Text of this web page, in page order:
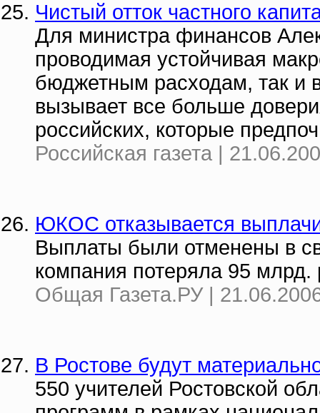
Чистый отток частного
Для министра финансов
проводимая устойчивая
бюджетным расходам, так и
вызывает все больше
российских, которые
Российская газета |
ЮКОС отказывается
Выплаты были отменены в
компания потеряла 95 млрд.
Общая Газета.РУ |
В Ростове будут
550 учителей Ростовской